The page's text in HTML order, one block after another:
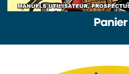
Panier